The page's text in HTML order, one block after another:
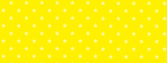
4:55
!モーニング